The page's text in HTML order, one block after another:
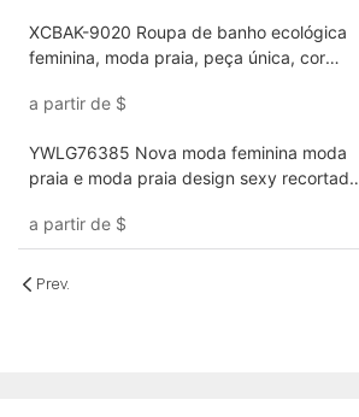
XCBAK-9020 Roupa de banho ecológica
feminina, moda praia, peça única, cor
a partir de $
YWLG76385 Nova moda feminina moda
praia e moda praia design sexy recortado
a partir de $
Prev.